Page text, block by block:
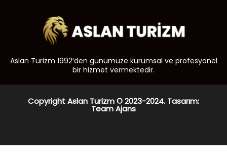
Aslan Turizm 1992’den günümüze kurumsal ve profesyonel
bir hizmet vermektedir.
Copyright Aslan Turizm © 2023-2024. Tasarım:
Team Ajans